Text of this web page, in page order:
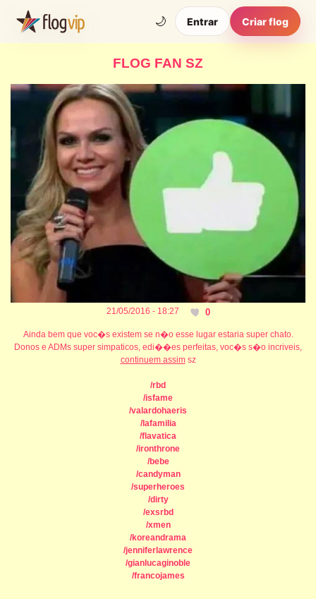
🌙 Entrar Criar flog
FLOG FAN SZ
21/05/2016 - 18:27 0
Ainda bem que voc�s existem se n�o esse lugar estaria super chato.
Donos e ADMs super simpaticos, edi��es perfeitas, voc�s s�o incriveis,
continuem assimsz
/rbd
/isfame
/valardohaeris
/lafamilia
/flavatica
/ironthrone
/bebe
/candyman
/superheroes
/dirty
/exsrbd
/xmen
/koreandrama
/jenniferlawrence
/gianlucaginoble
/francojames